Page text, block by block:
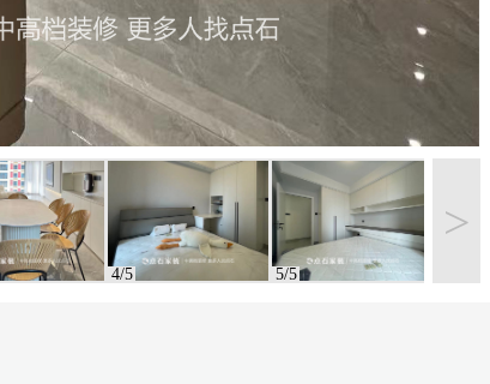
>
4/5 5/5